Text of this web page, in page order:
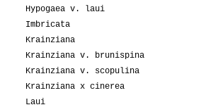
Hypogaea v. laui
Imbricata
Krainziana
Krainziana v. brunispina
Krainziana v. scopulina
Krainziana x cinerea
Laui